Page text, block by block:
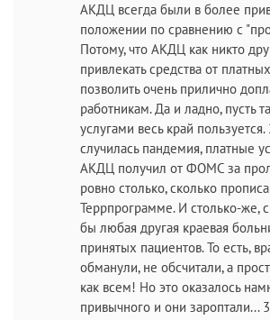
АКДЦ всегда были в более
положении по сравнению с
Потому, что АКДЦ как никто
привлекать средства от
позволить очень прилично
работникам. Да и ладно, пусть
услугами весь край пользуется.
случилась пандемия, платные
АКДЦ получил от ФОМС за
ровно столько, сколько
Террпрограмме. И столько-же,
бы любая другая краевая
принятых пациентов. То есть,
обманули, не обсчитали, а
как всем! Но это оказалось
привычного и они зароптали...